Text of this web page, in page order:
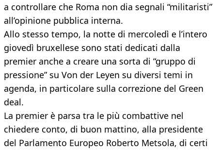
a controllare che Roma non dia segnali “militaristi”
all’opinione pubblica interna.
Allo stesso tempo, la notte di mercoledì e l’intero
giovedì bruxellese sono stati dedicati dalla
premier anche a creare una sorta di “gruppo di
pressione” su Von der Leyen su diversi temi in
agenda, in particolare sulla correzione del Green
deal.
La premier è parsa tra le più combattive nel
chiedere conto, di buon mattino, alla presidente
del Parlamento Europeo Roberto Metsola, di certi